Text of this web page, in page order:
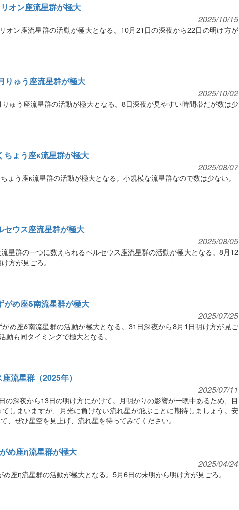
オン座流星群が極大
2025/10/15
オン座流星群の活動が極大となる。10月21日の深夜から22日の明け方が
りゅう座流星群が極大
2025/10/02
ゅう座流星群の活動が極大となる。8日深夜が見やすい時間帯だが数は少
ちょう座κ流星群が極大
2025/08/07
ょう座κ流星群の活動が極大となる。小規模な流星群なので数は少ない。
セウス座流星群が極大
2025/08/05
星群の一つに数えられるペルセウス座流星群の活動が極大となる。8月12
方が見ごろ。
がめ座δ南流星群が極大
2025/07/25
め座δ南流星群の活動が極大となる。31日深夜から8月1日明け方が見ご
動も同タイミングで極大となる。
流星群（2025年）
2025/07/11
の深夜から13日の明け方にかけて。月明かりの影響が一晩中あるため、目
しまいますが、月光に負けない流れ星が飛ぶことに期待しましょう。安
、ぜひ星空を見上げ、流れ星を待ってみてください。
め座η流星群が極大
2025/04/24
座η流星群の活動が極大となる。5月6日の未明から明け方が見ごろ。